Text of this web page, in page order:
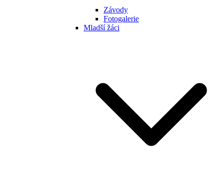
Závody
Fotogalerie
Mladší žáci